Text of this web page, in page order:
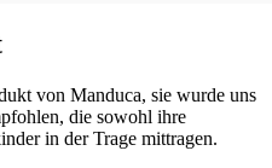
von Manduca, sie wurde uns
die sowohl ihre
in der Trage mittragen.